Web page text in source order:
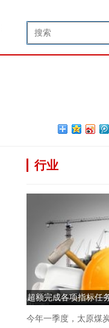
行业
超额完成各项指标任
季
今年一季度，太原煤